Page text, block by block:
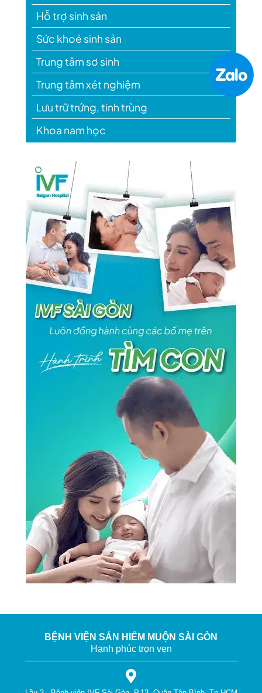
Hỗ trợ sinh sản
Sức khoẻ sinh sản
Trung tâm sơ sinh
Trung tâm xét nghiệm
Lưu trữ trứng, tinh trùng
Khoa nam học
BỆNH VIỆN SẢN HIẾM MUỘN SÀI GÒN
Hạnh phúc trọn vẹn